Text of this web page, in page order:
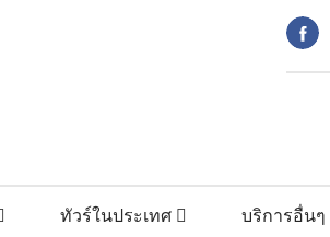
ทัวร์ในประเทศ บริการอื่นๆ